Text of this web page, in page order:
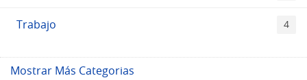
Trabajo 4
Mostrar Más Categorias